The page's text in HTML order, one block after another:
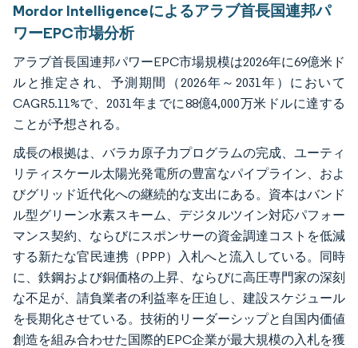
Mordor Intelligenceによるアラブ首長国連邦パ
ワーEPC市場分析
アラブ首長国連邦パワーEPC市場規模は2026年に69億米ド
ルと推定され、予測期間（2026年～2031年）において
CAGR5.11%で、2031年までに88億4,000万米ドルに達する
ことが予想される。
成長の根拠は、バラカ原子力プログラムの完成、ユーティ
リティスケール太陽光発電所の豊富なパイプライン、およ
びグリッド近代化への継続的な支出にある。資本はバンド
ル型グリーン水素スキーム、デジタルツイン対応パフォー
マンス契約、ならびにスポンサーの資金調達コストを低減
する新たな官民連携（PPP）入札へと流入している。同時
に、鉄鋼および銅価格の上昇、ならびに高圧専門家の深刻
な不足が、請負業者の利益率を圧迫し、建設スケジュール
を長期化させている。技術的リーダーシップと自国内価値
創造を組み合わせた国際的EPC企業が最大規模の入札を獲